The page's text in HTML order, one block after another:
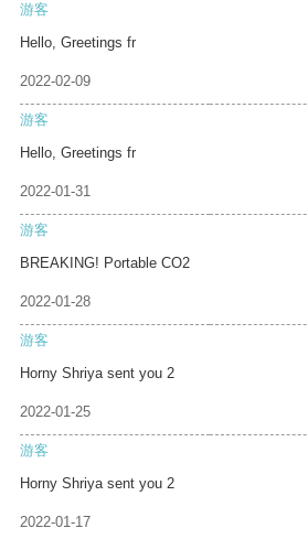
游客
Hello, Greetings fr
2022-02-09
游客
Hello, Greetings fr
2022-01-31
游客
BREAKING! Portable CO2
2022-01-28
游客
Horny Shriya sent you 2
2022-01-25
游客
Horny Shriya sent you 2
2022-01-17